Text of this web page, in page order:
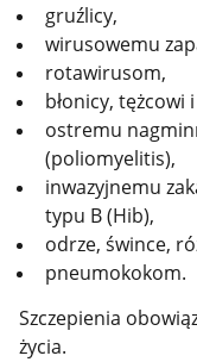
gruźlicy,
wirusowemu
rotawirusom,
błonicy, tężcowi
ostremu
(poliomyelitis),
inwazyjnemu
typu B (Hib),
odrze, śwince,
pneumokokom.
Szczepienia
życia.